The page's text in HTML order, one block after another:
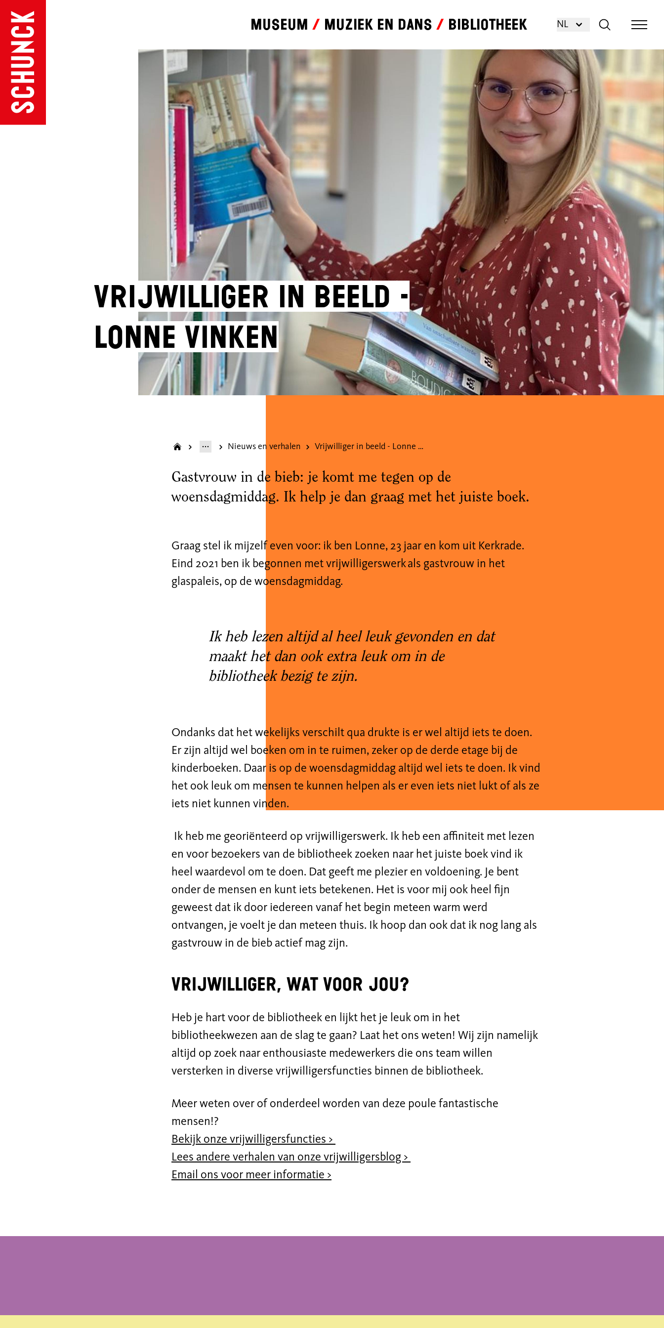
Museum Muziek en dans Bibliotheek NL
Vrijwilliger in beeld -
Lonne Vinken
Nieuws en verhalen Vrijwilliger in beeld - Lonne Vinken
Gastvrouw in de bieb: je komt me tegen op de
woensdagmiddag. Ik help je dan graag met het juiste boek.
Graag stel ik mijzelf even voor: ik ben Lonne, 23 jaar en kom uit Kerkrade.
Eind 2021 ben ik begonnen met vrijwilligerswerk als gastvrouw in het
glaspaleis, op de woensdagmiddag.
Ik heb lezen altijd al heel leuk gevonden en dat
maakt het dan ook extra leuk om in de
bibliotheek bezig te zijn.
Ondanks dat het wekelijks verschilt qua drukte is er wel altijd iets te doen.
Er zijn altijd wel boeken om in te ruimen, zeker op de derde etage bij de
kinderboeken. Daar is op de woensdagmiddag altijd wel iets te doen. Ik vind
het ook leuk om mensen te kunnen helpen als er even iets niet lukt of als ze
iets niet kunnen vinden.
Ik heb me georiënteerd op vrijwilligerswerk. Ik heb een affiniteit met lezen
en voor bezoekers van de bibliotheek zoeken naar het juiste boek vind ik
heel waardevol om te doen. Dat geeft me plezier en voldoening. Je bent
onder de mensen en kunt iets betekenen. Het is voor mij ook heel fijn
geweest dat ik door iedereen vanaf het begin meteen warm werd
ontvangen, je voelt je dan meteen thuis. Ik hoop dan ook dat ik nog lang als
gastvrouw in de bieb actief mag zijn.
Vrijwilliger, wat voor jou?
Heb je hart voor de bibliotheek en lijkt het je leuk om in het
bibliotheekwezen aan de slag te gaan? Laat het ons weten! Wij zijn namelijk
altijd op zoek naar enthousiaste medewerkers die ons team willen
versterken in diverse vrijwilligersfuncties binnen de bibliotheek.
Meer weten over of onderdeel worden van deze poule fantastische
mensen!?
Bekijk onze vrijwilligersfuncties >
Lees andere verhalen van onze vrijwilligersblog >
Email ons voor meer informatie >